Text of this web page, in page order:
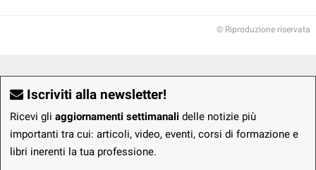
© Riproduzione riservata
Iscriviti alla newsletter!
Ricevi gli aggiornamenti settimanali delle notizie più
importanti tra cui: articoli, video, eventi, corsi di formazione e
libri inerenti la tua professione.